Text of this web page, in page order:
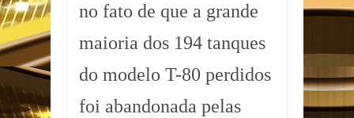
no fato de que a grande
maioria dos 194 tanques
do modelo T-80 perdidos
foi abandonada pelas